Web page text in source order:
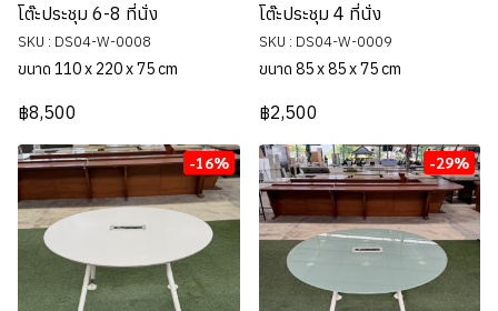
โต๊ะประชุม 6-8 ที่นั่ง
SKU : DS04-W-0008
ขนาด 110 x 220 x 75 cm
฿8,500
โต๊ะประชุม 4 ที่นั่ง
SKU : DS04-W-0009
ขนาด 85 x 85 x 75 cm
฿2,500
-16% -29%